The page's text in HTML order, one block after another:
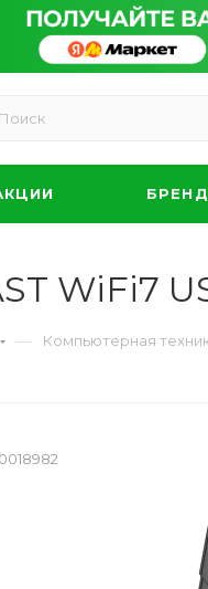
WiFi7
— Компьютерная